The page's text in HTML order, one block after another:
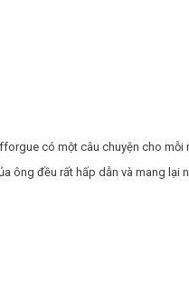
có một câu chuyện cho
ông đều rất hấp dẫn và mang lại